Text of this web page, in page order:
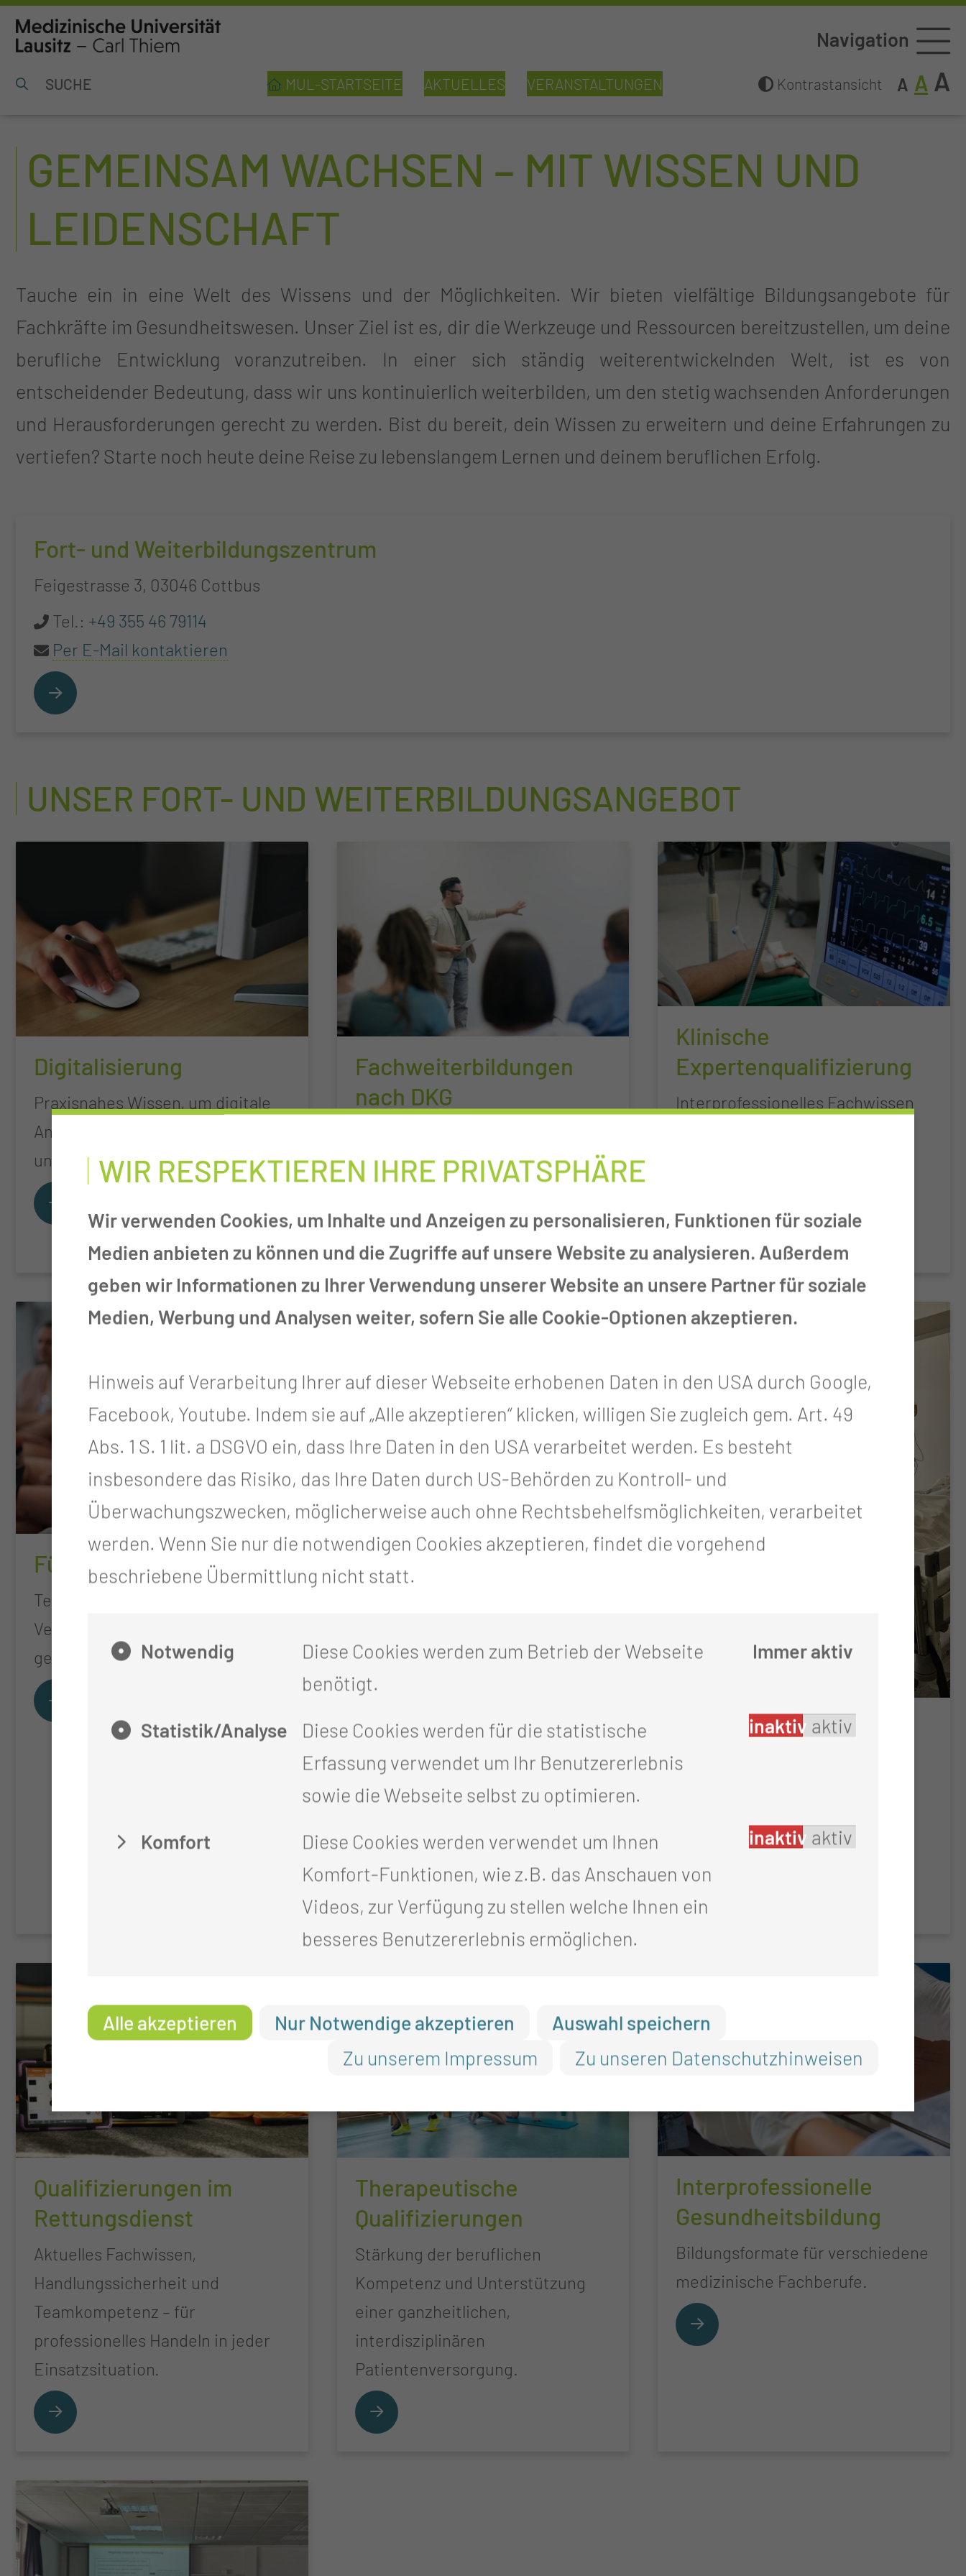
MUL-STARTSEITE AKTUELLES VERANSTALTUNGEN Kontrastansicht A A A
Navigation
GEMEINSAM WACHSEN – MIT WISSEN UND
LEIDENSCHAFT
Tauche ein in eine Welt des Wissens und der Möglichkeiten. Wir bieten vielfältige Bildungsangebote für
Fachkräfte im Gesundheitswesen. Unser Ziel ist es, dir die Werkzeuge und Ressourcen bereitzustellen, um deine
berufliche Entwicklung voranzutreiben. In einer sich ständig weiterentwickelnden Welt, ist es von
entscheidender Bedeutung, dass wir uns kontinuierlich weiterbilden, um den stetig wachsenden Anforderungen
und Herausforderungen gerecht zu werden. Bist du bereit, dein Wissen zu erweitern und deine Erfahrungen zu
vertiefen? Starte noch heute deine Reise zu lebenslangem Lernen und deinem beruflichen Erfolg.
Fort- und Weiterbildungszentrum
Feigestrasse 3, 03046 Cottbus
Tel.: +49 355 46 79114
Per E-Mail kontaktieren
UNSER FORT- UND WEITERBILDUNGSANGEBOT
Digitalisierung
Praxisnahes Wissen, um digitale
Anwendungen sicher, effizient
und verantwortungsvoll zu nutzen.
Fachweiterbildungen
nach DKG
Empfehlungen der Deutschen
Klinische
Expertenqualifizierung
Interprofessionelles Fachwissen
Führen und Leiten
Teams erfolgreich begleiten und
Veränderungsprozesse aktiv
gestalten.
Praxisanleitung &
Lernbegleitung
kommunikativen und fachlichen
Kompetenzen.
Pflege und
Pflegeassistenz
spezialisierten Fertigkeiten, die
den Pflegealltag gestalten.
Qualifizierungen im
Rettungsdienst
Aktuelles Fachwissen,
Handlungssicherheit und
Teamkompetenz – für
professionelles Handeln in jeder
Einsatzsituation.
Therapeutische
Qualifizierungen
Stärkung der beruflichen
Kompetenz und Unterstützung
einer ganzheitlichen,
interdisziplinären
Patientenversorgung.
Interprofessionelle
Gesundheitsbildung
Bildungsformate für verschiedene
medizinische Fachberufe.
WIR RESPEKTIEREN IHRE PRIVATSPHÄRE
Wir verwenden Cookies, um Inhalte und Anzeigen zu personalisieren, Funktionen für soziale
Medien anbieten zu können und die Zugriffe auf unsere Website zu analysieren. Außerdem
geben wir Informationen zu Ihrer Verwendung unserer Website an unsere Partner für soziale
Medien, Werbung und Analysen weiter, sofern Sie alle Cookie-Optionen akzeptieren.
Hinweis auf Verarbeitung Ihrer auf dieser Webseite erhobenen Daten in den USA durch Google,
Facebook, Youtube. Indem sie auf „Alle akzeptieren“ klicken, willigen Sie zugleich gem. Art. 49
Abs. 1 S. 1 lit. a DSGVO ein, dass Ihre Daten in den USA verarbeitet werden. Es besteht
insbesondere das Risiko, das Ihre Daten durch US-Behörden zu Kontroll- und
Überwachungszwecken, möglicherweise auch ohne Rechtsbehelfsmöglichkeiten, verarbeitet
werden. Wenn Sie nur die notwendigen Cookies akzeptieren, findet die vorgehend
beschriebene Übermittlung nicht statt.
Notwendig
Diese Cookies werden zum Betrieb der Webseite
benötigt.
Immer aktiv
Statistik/Analyse
Diese Cookies werden für die statistische
Erfassung verwendet um Ihr Benutzererlebnis
sowie die Webseite selbst zu optimieren.
inaktiv aktiv
Komfort
Diese Cookies werden verwendet um Ihnen
Komfort-Funktionen, wie z.B. das Anschauen von
Videos, zur Verfügung zu stellen welche Ihnen ein
besseres Benutzererlebnis ermöglichen.
inaktiv aktiv
Alle akzeptieren Nur Notwendige akzeptieren
Auswahl speichern
Zu unseren Datenschutzhinweisen
Zu unserem Impressum